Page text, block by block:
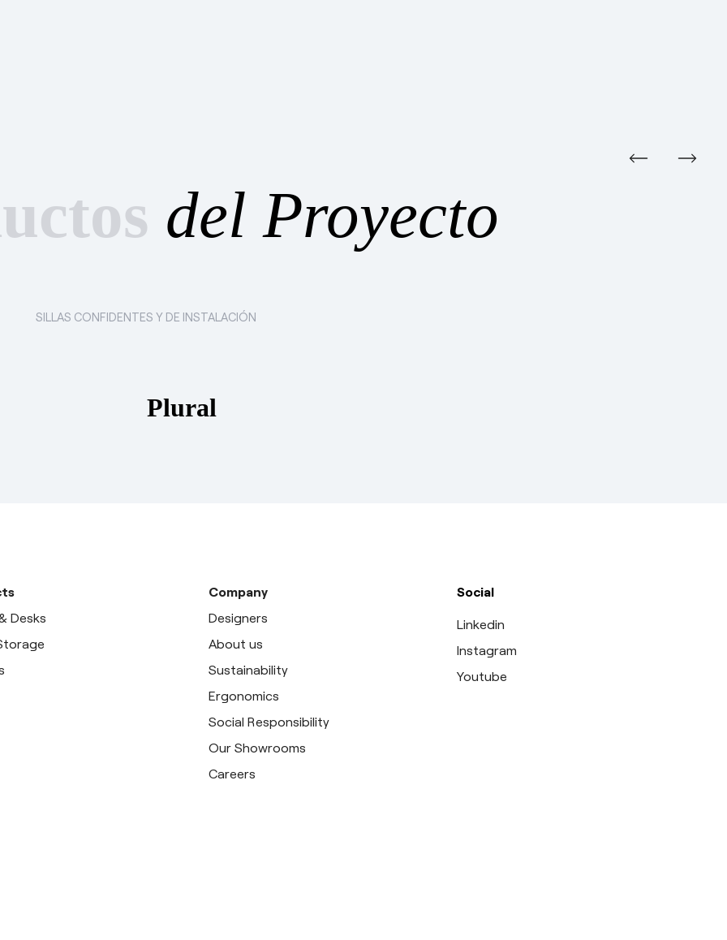
del Proyecto
SILLAS CONFIDENTES Y DE INSTALACIÓN
Plural
Desks
Company
Designers
About us
Sustainability
Ergonomics
Social Responsibility
Our Showrooms
Careers
Social
Linkedin
Instagram
Youtube